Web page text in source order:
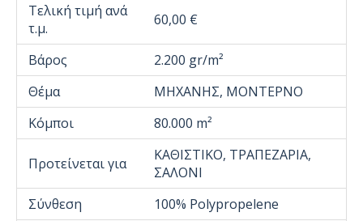
Τελική τιμή ανά
τ.μ.
60,00 €
Βάρος
2.200 gr/m²
Θέμα
ΜΗΧΑΝΗΣ, ΜΟΝΤΕΡΝΟ
Κόμποι
80.000 m²
Προτείνεται για
ΚΑΘΙΣΤΙΚΟ, ΤΡΑΠΕΖΑΡΙΑ,
ΣΑΛΟΝΙ
Σύνθεση
100% Polypropelene